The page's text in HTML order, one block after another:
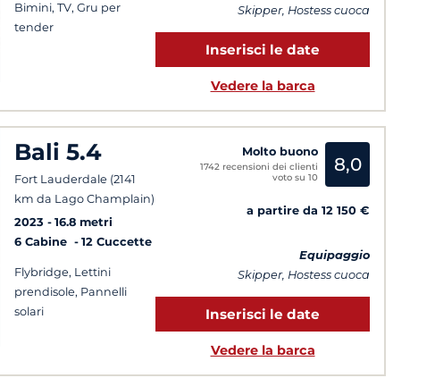
Bimini, TV, Gru per
tender
Skipper, Hostess cuoca
Inserisci le date
Vedere la barca
Bali 5.4
Fort Lauderdale (2141
km da Lago Champlain)
2023
16.8 metri
6 Cabine
12 Cuccette
Flybridge, Lettini
prendisole, Pannelli
solari
Molto buono
1742 recensioni dei clienti
voto su 10
8,0
a partire da 12 150 €
Equipaggio
Skipper, Hostess cuoca
Inserisci le date
Vedere la barca